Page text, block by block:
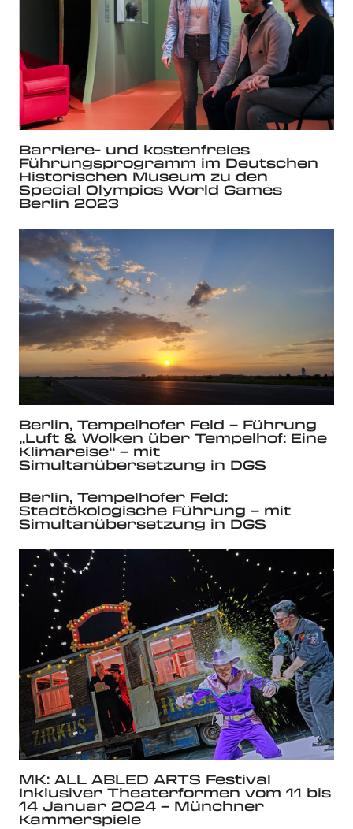
Barriere- und kostenfreies
Führungsprogramm im Deutschen
Historischen Museum zu den
Special Olympics World Games
Berlin 2023
Berlin, Tempelhofer Feld – Führung
„Luft & Wolken über Tempelhof: Eine
Klimareise“ – mit
Simultanübersetzung in DGS
Berlin, Tempelhofer Feld:
Stadtökologische Führung – mit
Simultanübersetzung in DGS
MK: ALL ABLED ARTS Festival
Inklusiver Theaterformen vom 11 bis
14 Januar 2024 – Münchner
Kammerspiele